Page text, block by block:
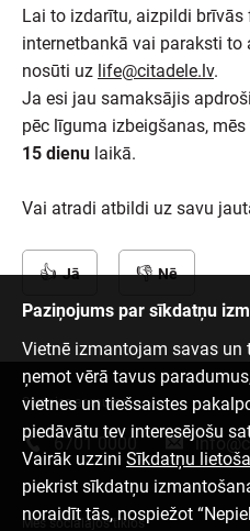
Lai to izdarītu, aizpildi
internetbankā vai paraksti to
nosūti uz life@citadele.lv.
Ja esi jau samaksājis
pēc līguma izbeigšanas,
15 dienu laikā.
Vai atradi atbildi uz savu
Jā Nē
Paziņojums par sīkdatņu
Vietnē izmantojam savas un
ņemot vērā tavus
vietnes un tiešsaistes
piedāvātu tev interesējošu
Vairāk uzzini Sīkdatņu
piekrist sīkdatņu
noraidīt tās, nospiežot
Sazinies ar mums
6701 0000
Mēs sociālajos tīklos